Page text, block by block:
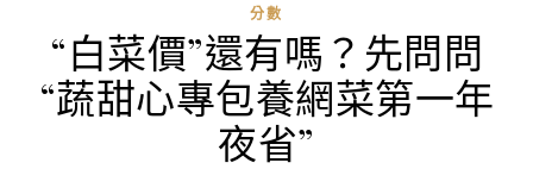
分數
“白菜價”還有嗎？先問問
“蔬甜心專包養網菜第一年
夜省”